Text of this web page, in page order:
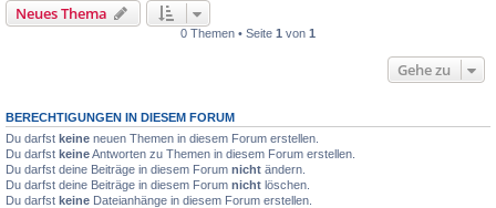
Neues Thema
0 Themen • Seite 1 von 1
Gehe zu
BERECHTIGUNGEN IN DIESEM FORUM
Du darfst keine neuen Themen in diesem Forum erstellen.
Du darfst keineAntworten zu Themen in diesem Forum erstellen.
Du darfst deine Beiträge in diesem Forum nicht ändern.
Du darfst deine Beiträge in diesem Forum nicht löschen.
Du darfst keine Dateianhänge in diesem Forum erstellen.